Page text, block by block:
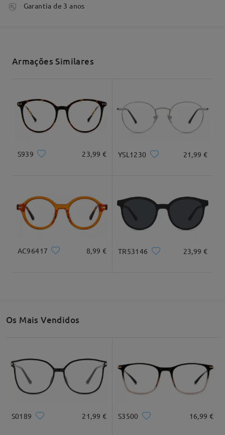
Formato do rosto: Comprimento: Largura:
Recomendação do formato do rosto
tempo de processamento
Entrega
Garantia de 3 anos
Armações Similares
S939 23,99 € YSL1230 21,99 €
AC96417 8,99 € TR53146 23,99 €
Os Mais Vendidos
S0189 21,99 € S3500 16,99 €